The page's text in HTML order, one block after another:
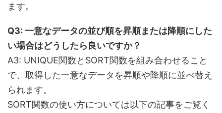
ます。
Q3: 一意なデータの並び順を昇順または降順にした
い場合はどうしたら良いですか？
A3: UNIQUE関数とSORT関数を組み合わせること
で、取得した一意なデータを昇順や降順に並べ替え
られます。
SORT関数の使い方については以下の記事をご覧く